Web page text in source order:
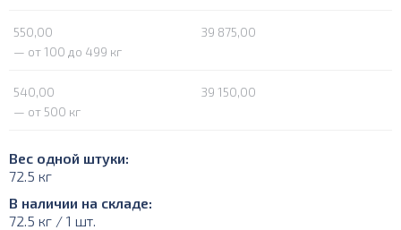
550,00
39 875,00
— от 100 до 499 кг
540,00
39 150,00
— от 500 кг
Вес одной штуки:
72.5 кг
В наличии на складе:
72.5 кг / 1 шт.